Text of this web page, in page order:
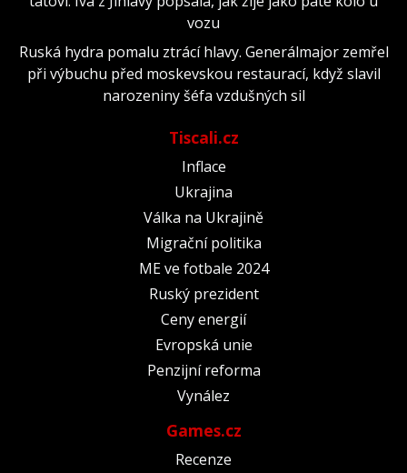
vozu
Ruská hydra pomalu ztrácí hlavy. Generálmajor zemřel
při výbuchu před moskevskou restaurací, když slavil
narozeniny šéfa vzdušných sil
Tiscali.cz
Inflace
Ukrajina
Válka na Ukrajině
Migrační politika
ME ve fotbale 2024
Ruský prezident
Ceny energií
Evropská unie
Penzijní reforma
Vynález
Games.cz
Recenze